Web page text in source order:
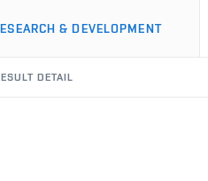
& DEVELOPMENT
DETAIL